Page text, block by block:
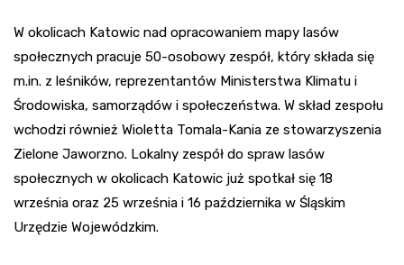
W okolicach Katowic nad opracowaniem mapy lasów
społecznych pracuje 50-osobowy zespół, który składa się
m.in. z leśników, reprezentantów Ministerstwa Klimatu i
Środowiska, samorządów i społeczeństwa. W skład zespołu
wchodzi również Wioletta Tomala-Kania ze stowarzyszenia
Zielone Jaworzno. Lokalny zespół do spraw lasów
społecznych w okolicach Katowic już spotkał się 18
września oraz 25 września i 16 października w Śląskim
Urzędzie Wojewódzkim.